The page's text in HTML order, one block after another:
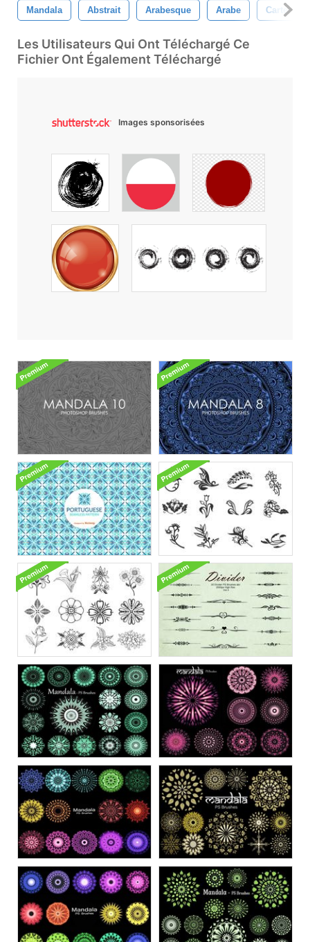
Mandala Abstrait Arabesque Arabe Carte
Les Utilisateurs Qui Ont Téléchargé Ce
Fichier Ont Également Téléchargé
Images sponsorisées